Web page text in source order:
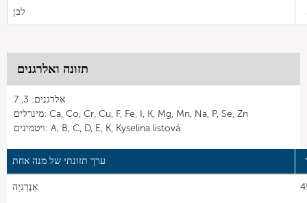
לבן
תזונה ואלרגנים
אלרגנים: 3, 7
מינרלים: Ca, Co, Cr, Cu, F, Fe, I, K, Mg, Mn, Na, P, Se, Zn
ויטמינים: A, B, C, D, E, K, Kyselina listová
ערך תזונתי של מנה אחת
אֵנֶרְגִיָה